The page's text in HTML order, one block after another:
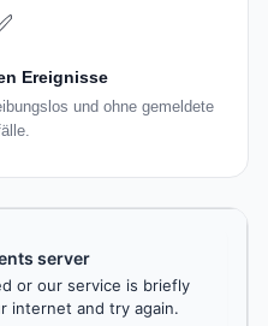
Ereignisse
und ohne gemeldete
server
or our service is briefly
internet and try again.